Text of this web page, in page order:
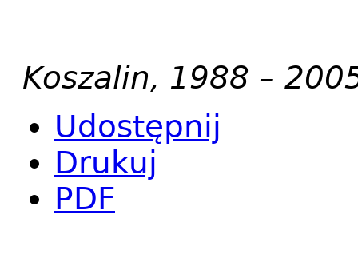
Koszalin, 1988 –
Udostępnij
Drukuj
PDF